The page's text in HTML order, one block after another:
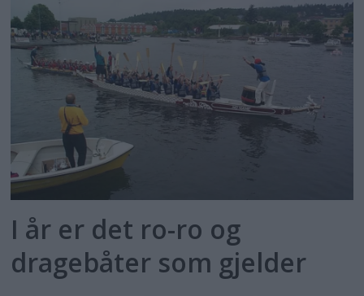
I år er det ro-ro og
dragebåter som gjelder